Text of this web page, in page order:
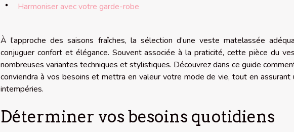
Harmoniser avec votre garde-robe
À l’approche des saisons fraîches, la sélection d’une veste matelassée
conjuguer confort et élégance. Souvent associée à la praticité, cette pièce du
nombreuses variantes techniques et stylistiques. Découvrez dans ce guide
conviendra à vos besoins et mettra en valeur votre mode de vie, tout en
intempéries.
Déterminer vos besoins quotidiens